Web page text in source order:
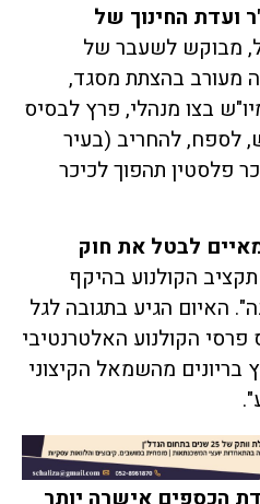
ועדת החינוך של
מבוקש לשעבר של
מעורב בהצתת מסגד,
בצו מנהלי, פרץ לבסיס
לספח, להחריב (בעיר
פלסטין תהפוך לכיכר
לבטל את חוק
הקולנוע בהיקף
האיום הגיע בתגובה לגל
הקולנוע האלטרנטיבי
מהשמאל הקיצוני